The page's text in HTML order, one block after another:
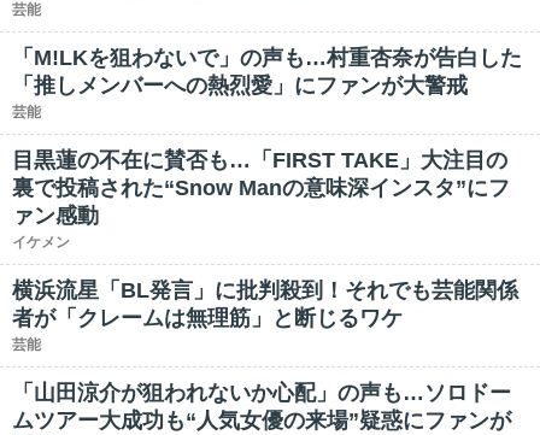
芸能
「M!LKを狙わないで」の声も…村重杏奈が告白した
「推しメンバーへの熱烈愛」にファンが大警戒
芸能
目黒蓮の不在に賛否も…「FIRST TAKE」大注目の
裏で投稿された“Snow Manの意味深インスタ”にフ
ァン感動
イケメン
横浜流星「BL発言」に批判殺到！それでも芸能関係
者が「クレームは無理筋」と断じるワケ
芸能
「山田涼介が狙われないか心配」の声も…ソロドー
ムツアー大成功も“人気女優の来場”疑惑にファンが